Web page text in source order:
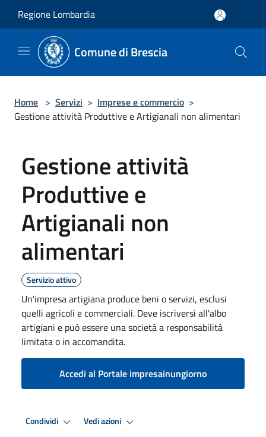
Regione Lombardia
Comune di Brescia
Home > Servizi > Imprese e commercio >
Gestione attività Produttive e Artigianali non alimentari
Gestione attività
Produttive e
Artigianali non
alimentari
Servizio attivo
Un'impresa artigiana produce beni o servizi, esclusi
quelli agricoli e commerciali. Deve iscriversi all'albo
artigiani e può essere una società a responsabilità
limitata o in accomandita.
Accedi al Portale impresainungiorno
Condividi Vedi azioni